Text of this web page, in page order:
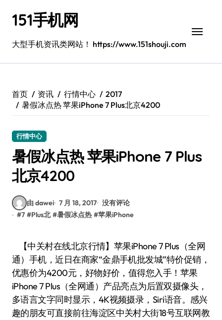
151手机网
大型手机资讯类网站！ https://www.151shouji.com
首页 资讯 行情中心
2017
暑假冰点热 苹果iPhone 7 Plus北京4200
行情中心
暑假冰点热 苹果iPhone 7 Plus
北京4200
由 dawei 7 月 18, 2017 没有评论
#7 #Plus北 #暑假冰点热 #苹果iPhone
【中关村在线北京行情】苹果iPhone 7 Plus（全网
通）手机，近日在商家“金鼎手机批发城”特价促销，
优惠价为4200元，好物好价，值得您入手！苹果
iPhone 7 Plus（全网通）产品亮点为后置双摄像头，
多语言文字同时显示，4K视频摄录，Siri语音。感兴
趣的朋友可直接前往海淀区中关村大街18号互联网教